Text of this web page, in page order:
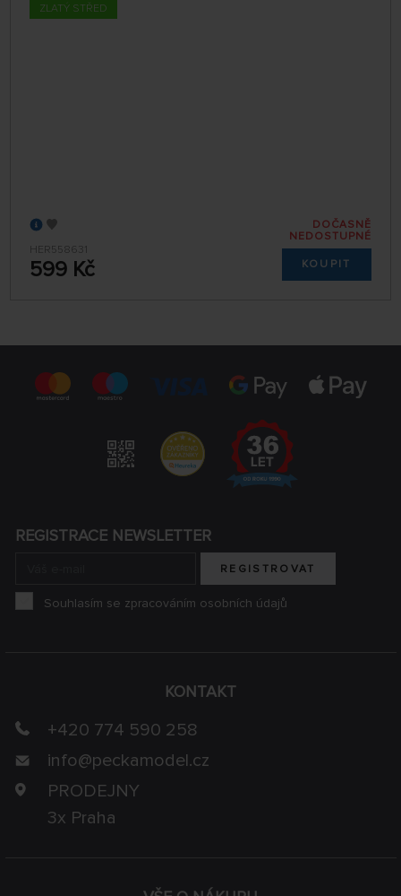
ZLATÝ STŘED
HER558631
599 Kč
DOČASNĚ
NEDOSTUPNÉ
KOUPIT
KONTAKT
+420 774 590 258
info@peckamodel.cz
PRODEJNY
3x Praha
REGISTRACE NEWSLETTER
REGISTROVAT
Souhlasím se zpracováním osobních údajů